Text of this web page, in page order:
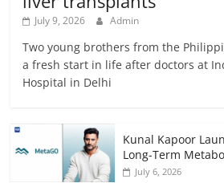
July 9, 2026 Admin
Two young brothers from the
a fresh start in life after doctors at
Hospital in Delhi
Kunal Kapoor
Long-Term
July 6, 2026